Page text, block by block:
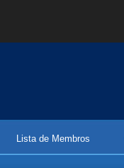
Lista de Membros